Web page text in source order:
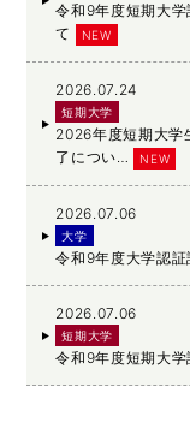
令和9年度短期大
て
NEW
2026.07.24
短期大学
2026年度短期大
了につい…
NEW
2026.07.06
大学
令和9年度大学認
2026.07.06
短期大学
令和9年度短期大